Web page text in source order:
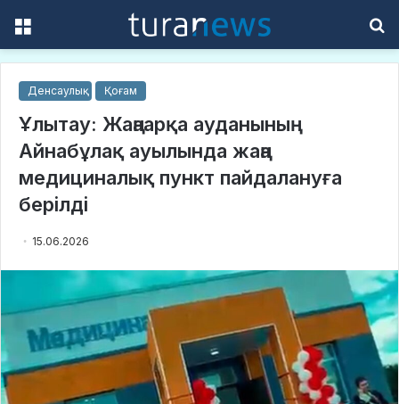
Денсаулық Қоғам
Ұлытау: Жаңаарқа ауданының
Айнабұлақ ауылында жаңа
медициналық пункт пайдалануға
берілді
15.06.2026